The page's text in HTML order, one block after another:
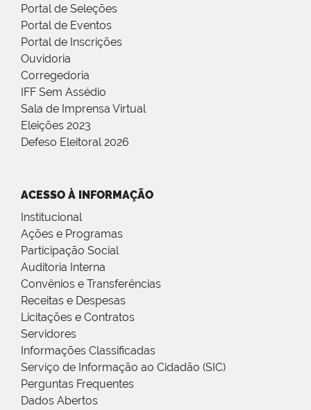
Portal de Seleções
Portal de Eventos
Portal de Inscrições
Ouvidoria
Corregedoria
IFF Sem Assédio
Sala de Imprensa Virtual
Eleições 2023
Defeso Eleitoral 2026
ACESSO À INFORMAÇÃO
Institucional
Ações e Programas
Participação Social
Auditoria Interna
Convênios e Transferências
Receitas e Despesas
Licitações e Contratos
Servidores
Informações Classificadas
Serviço de Informação ao Cidadão (SIC)
Perguntas Frequentes
Dados Abertos